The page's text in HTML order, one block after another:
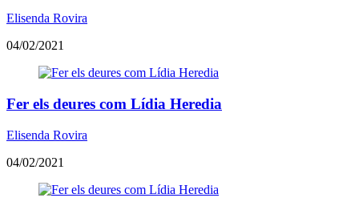
Elisenda Rovira
04/02/2021
Fer els deures com Lídia Heredia
Elisenda Rovira
04/02/2021